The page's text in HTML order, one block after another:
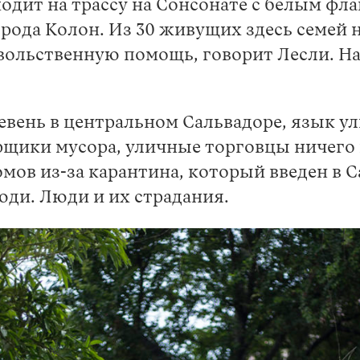
на трассу на Сонсонате с белым
Колон. Из 30 живущих здесь
помощь, говорит Лесли.
в центральном Сальвадоре, язык
мусора, уличные торговцы
из-за карантина, который введен в
Люди и их страдания.